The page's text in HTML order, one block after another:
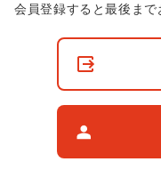
非
会員登録すると最後まで